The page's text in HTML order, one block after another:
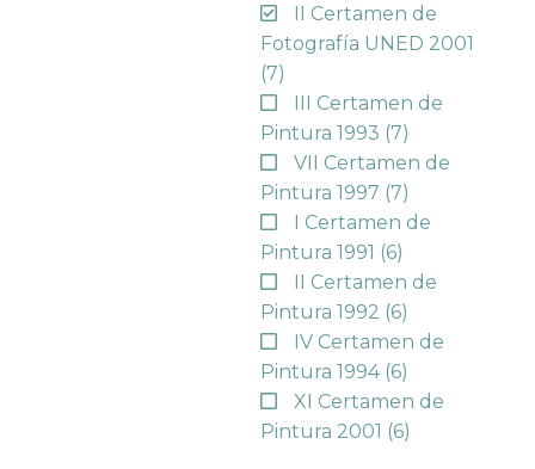
II Certamen de
Fotografía UNED 2001
(7)
III Certamen de
Pintura 1993 (7)
VII Certamen de
Pintura 1997 (7)
I Certamen de
Pintura 1991 (6)
II Certamen de
Pintura 1992 (6)
IV Certamen de
Pintura 1994 (6)
XI Certamen de
Pintura 2001 (6)